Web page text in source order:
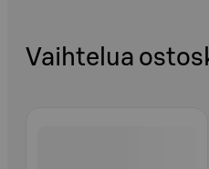
Vaihtelua